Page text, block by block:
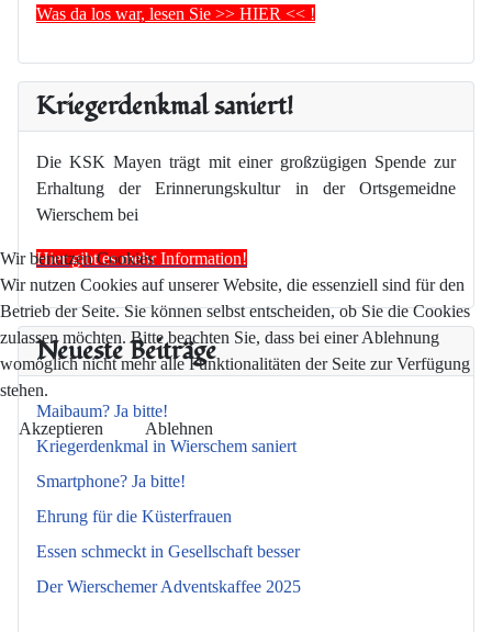
Was da los war, lesen Sie >> HIER << !
Kriegerdenkmal saniert!
Die KSK Mayen trägt mit einer großzügigen Spende zur
Erhaltung der Erinnerungskultur in der Ortsgemeidne
Wierschem bei
Hier gibt es mehr Information!
Neueste Beiträge
Maibaum? Ja bitte!
Kriegerdenkmal in Wierschem saniert
Smartphone? Ja bitte!
Ehrung für die Küsterfrauen
Essen schmeckt in Gesellschaft besser
Der Wierschemer Adventskaffee 2025
Wir benutzen Cookies
Wir nutzen Cookies auf unserer Website, die essenziell sind für den
Betrieb der Seite. Sie können selbst entscheiden, ob Sie die Cookies
zulassen möchten. Bitte beachten Sie, dass bei einer Ablehnung
womöglich nicht mehr alle Funktionalitäten der Seite zur Verfügung
stehen.
Akzeptieren Ablehnen